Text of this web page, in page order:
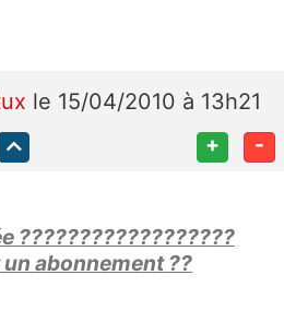
le 15/04/2010 à 13h21
+ -
??????????????????
abonnement ??